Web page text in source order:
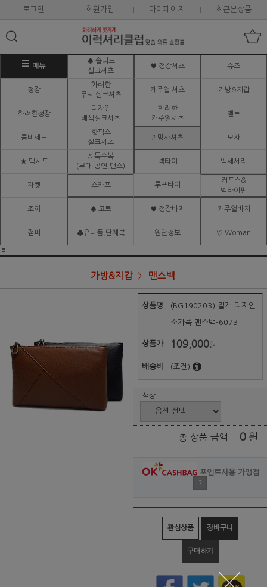
로그인 회원가입 마이페이지 최근본상품
메뉴
♠ 솔리드
실크셔츠
♥ 정장셔츠 슈즈
정장
화려한
무늬 실크셔츠
캐주얼 셔츠 가방&지갑
화려한정장
디자인
배색실크셔츠
화려한
캐주얼셔츠
벨트
콤비세트
핫픽스
실크셔츠
# 망사셔츠 모자
★ 턱시도
♬ 특수복
(무대.공연,댄스)
넥타이 액세서리
자켓 스카프 루프타이
커프스&
넥타이핀
조끼 ♠ 코트 ♥ 정장바지 캐주얼바지
점퍼 ♣유니폼,단체복 원단정보 ♡ Woman
ㅌ
가방&지갑 맨스백
상품명 (BG190203) 절개 디자인
소가죽 맨스백-6073
상품가 109,000원
배송비 (조건)
색상
총 상품 금액 0 원
포인트사용 가맹점
?
관심상품 장바구니
구매하기